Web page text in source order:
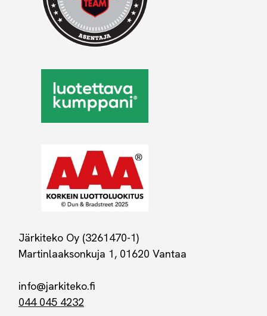
Järkiteko Oy (3261470-1)
Martinlaaksonkuja 1, 01620 Vantaa
info@jarkiteko.fi
044 045 4232